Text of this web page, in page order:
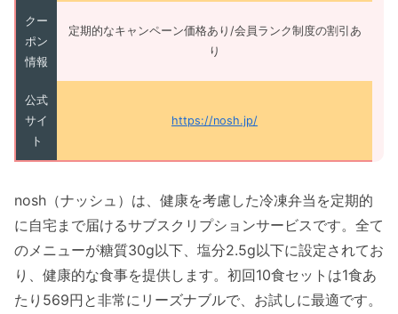
クー
ポン
情報
定期的なキャンペーン価格あり/会員ランク制度の割引あ
り
公式
サイ
ト
https://nosh.jp/
nosh（ナッシュ）は、健康を考慮した冷凍弁当を定期的
に自宅まで届けるサブスクリプションサービスです。全て
のメニューが糖質30g以下、塩分2.5g以下に設定されてお
り、健康的な食事を提供します。初回10食セットは1食あ
たり569円と非常にリーズナブルで、お試しに最適です。